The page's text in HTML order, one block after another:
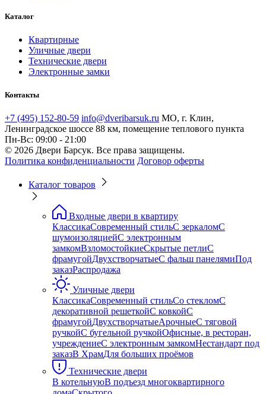
Каталог
Квартирные
Уличные двери
Технические двери
Электронные замки
Контакты
+7 (495) 152-80-59 info@dveribarsuk.ru МО, г. Клин,
Ленинградское шоссе 88 км, помещение теплового пункта
Пн-Вс: 09:00 - 21:00
© 2026 Двери Барсук. Все права защищены.
Политика конфиденциальности Договор оферты
Каталог товаров
Входные двери в квартиру
КлассикаСовременный стильС зеркаломС
шумоизоляциейС электронным
замкомВзломостойкиеСкрытые петлиС
фрамугойДвухстворчатыеС фальш панелямиПод
заказРаспродажа
Уличные двери
КлассикаСовременный стильСо стекломС
декоративной решеткойС ковкойС
фрамугойДвухстворчатыеАрочныеС тяговой
ручкойС бугельной ручкойОфисные, в ресторан,
учреждениеС электронным замкомНестандарт под
заказВ ХрамДля больших проёмов
Технические двери
В котельнуюВ подъезд многоквартирного